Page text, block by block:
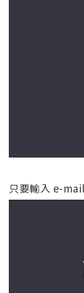
只要輸入 e-